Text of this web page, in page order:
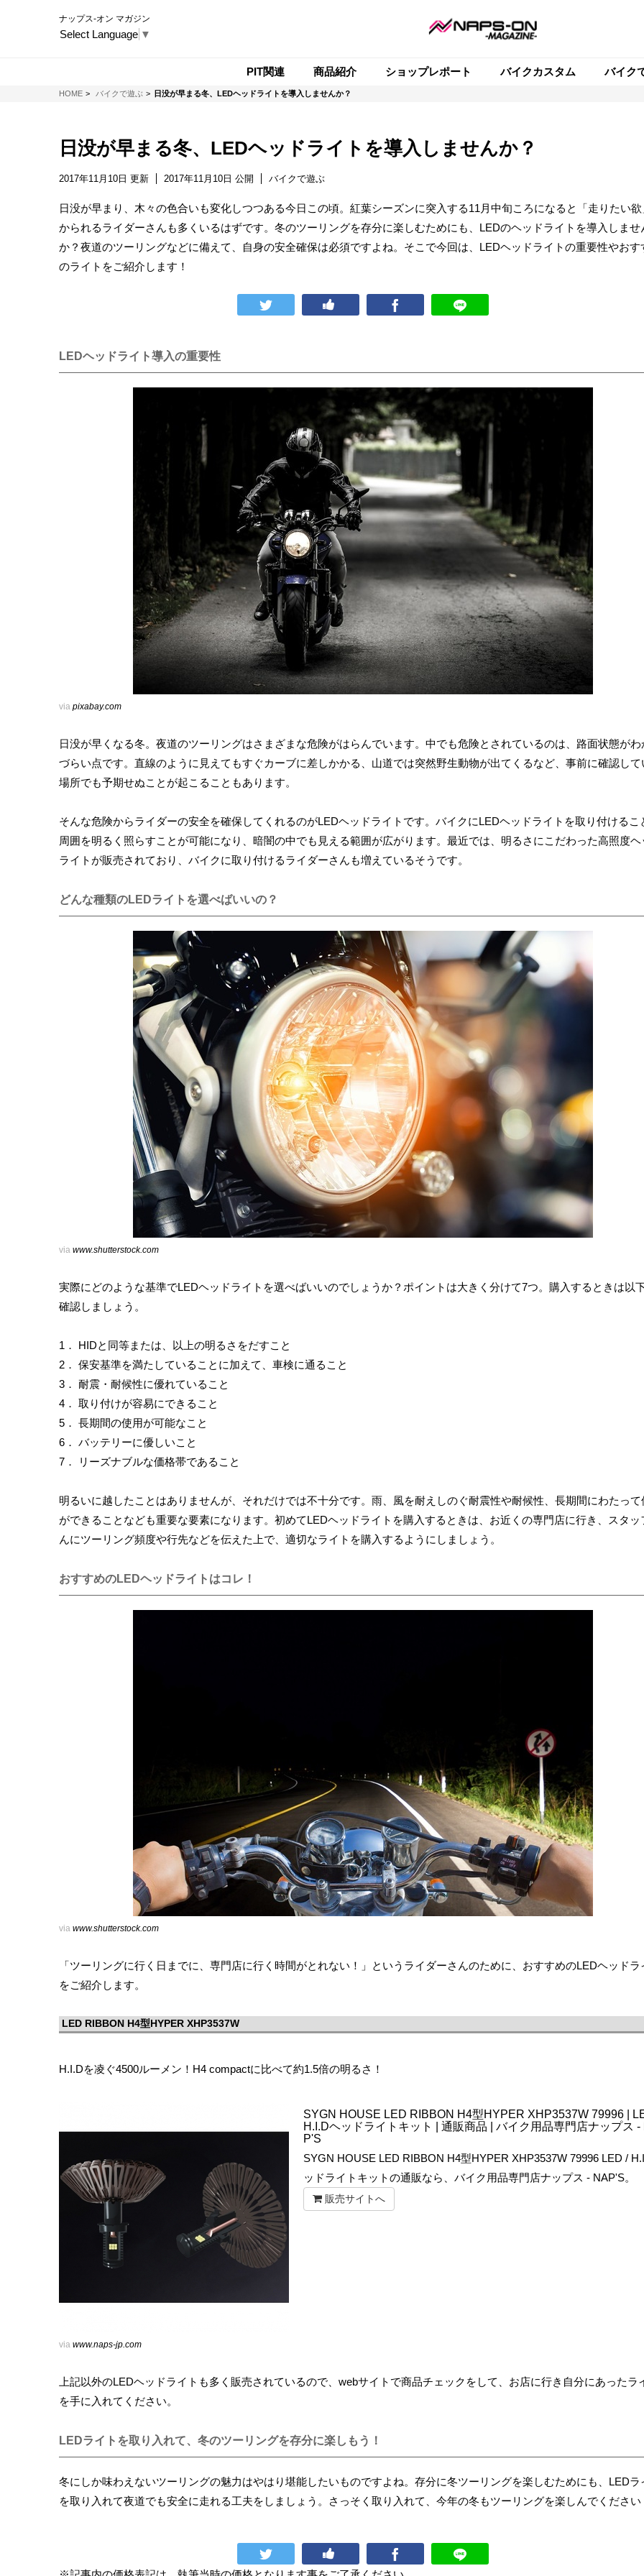
ナップス-オン マガジン
Select Language ▼
PIT関連 商品紹介 ショップレポート バイクカスタム バイク
HOMENAPS-ON マガジン
バイクで遊ぶ 日没が早まる冬、LEDヘッドライトを導入しませんか？
日没が早まる冬、LEDヘッドライトを導入しませんか？
2017年11月10日 更新 2017年11月10日 公開 バイクで遊ぶ
日没が早まり、木々の色合いも変化しつつある今日この頃。紅葉シーズンに突入する11月中旬ころになると「走りたい欲
かられるライダーさんも多くいるはずです。冬のツーリングを存分に楽しむためにも、LEDのヘッドライトを導入しませ
か？夜道のツーリングなどに備えて、自身の安全確保は必須ですよね。そこで今回は、LEDヘッドライトの重要性やおす
のライトをご紹介します！
LEDヘッドライト導入の重要性
via pixabay.com
日没が早くなる冬。夜道のツーリングはさまざまな危険がはらんでいます。中でも危険とされているのは、路面状態がわ
づらい点です。直線のように見えてもすぐカーブに差しかかる、山道では突然野生動物が出てくるなど、事前に確認して
場所でも予期せぬことが起こることもあります。
そんな危険からライダーの安全を確保してくれるのがLEDヘッドライトです。バイクにLEDヘッドライトを取り付けるこ
周囲を明るく照らすことが可能になり、暗闇の中でも見える範囲が広がります。最近では、明るさにこだわった高照度ヘ
ライトが販売されており、バイクに取り付けるライダーさんも増えているそうです。
どんな種類のLEDライトを選べばいいの？
via www.shutterstock.com
実際にどのような基準でLEDヘッドライトを選べばいいのでしょうか？ポイントは大きく分けて7つ。購入するときは以
確認しましょう。
1． HIDと同等または、以上の明るさをだすこと
2． 保安基準を満たしていることに加えて、車検に通ること
3． 耐震・耐候性に優れていること
4． 取り付けが容易にできること
5． 長期間の使用が可能なこと
6． バッテリーに優しいこと
7． リーズナブルな価格帯であること
明るいに越したことはありませんが、それだけでは不十分です。雨、風を耐えしのぐ耐震性や耐候性、長期間にわたって
ができることなども重要な要素になります。初めてLEDヘッドライトを購入するときは、お近くの専門店に行き、スタッ
んにツーリング頻度や行先などを伝えた上で、適切なライトを購入するようにしましょう。
おすすめのLEDヘッドライトはコレ！
via www.shutterstock.com
「ツーリングに行く日までに、専門店に行く時間がとれない！」というライダーさんのために、おすすめのLEDヘッドラ
をご紹介します。
LED RIBBON H4型HYPER XHP3537W
H.I.Dを凌ぐ4500ルーメン！H4 compactに比べて約1.5倍の明るさ！
via www.naps-jp.com
SYGN HOUSE LED RIBBON H4型HYPER XHP3537W 79996 |
H.I.Dヘッドライトキット | 通販商品 | バイク用品専門店ナップス -
P'S
SYGN HOUSE LED RIBBON H4型HYPER XHP3537W 79996 LED /
ッドライトキットの通販なら、バイク用品専門店ナップス - NAP'S。
販売サイトへ
上記以外のLEDヘッドライトも多く販売されているので、webサイトで商品チェックをして、お店に行き自分にあったラ
を手に入れてください。
LEDライトを取り入れて、冬のツーリングを存分に楽しもう！
冬にしか味わえないツーリングの魅力はやはり堪能したいものですよね。存分に冬ツーリングを楽しむためにも、LEDラ
を取り入れて夜道でも安全に走れる工夫をしましょう。さっそく取り入れて、今年の冬もツーリングを楽しんでください